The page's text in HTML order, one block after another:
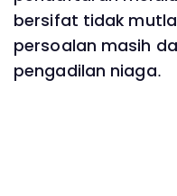
bersifat tidak
persoalan masih
pengadilan niaga.